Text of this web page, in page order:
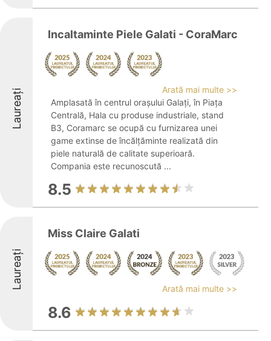
Laureați
Incaltaminte Piele Galati - CoraMarc
Arată mai multe >>
Amplasată în centrul orașului Galați, în Piața
Centrală, Hala cu produse industriale, stand
B3, Coramarc se ocupă cu furnizarea unei
game extinse de încălțăminte realizată din
piele naturală de calitate superioară.
Compania este recunoscută ...
8.5
Laureați
Miss Claire Galati
Arată mai multe >>
8.6